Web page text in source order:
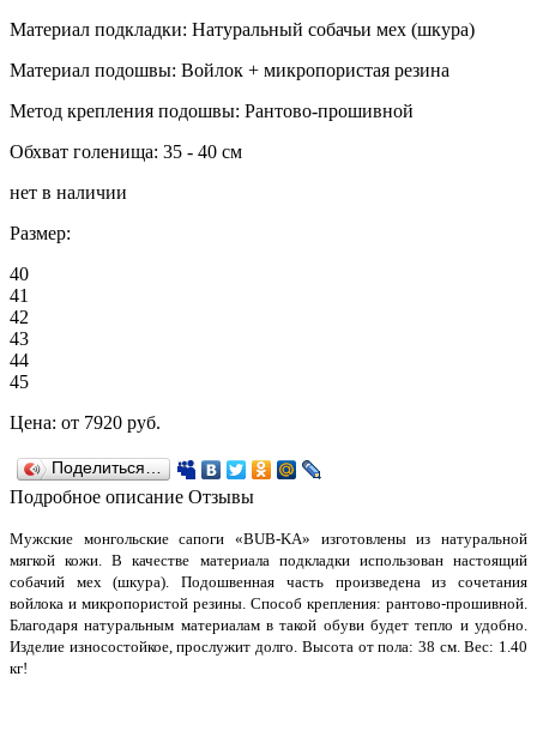
Материал подкладки: Натуральный собачьи мех (шкура)
Материал подошвы: Войлок + микропористая резина
Метод крепления подошвы: Рантово-прошивной
Обхват голенища: 35 - 40 см
нет в наличии
Размер:
40
41
42
43
44
45
Цена: от 7920 руб.
Поделиться…
Подробное описание Отзывы
Мужские монгольские сапоги «BUB-KA» изготовлены из натуральной
мягкой кожи. В качестве материала подкладки использован настоящий
собачий мех (шкура). Подошвенная часть произведена из сочетания
войлока и микропористой резины. Способ крепления: рантово-прошивной.
Благодаря натуральным материалам в такой обуви будет тепло и удобно.
Изделие износостойкое, прослужит долго. Высота от пола: 38 см. Вес: 1.40
кг!